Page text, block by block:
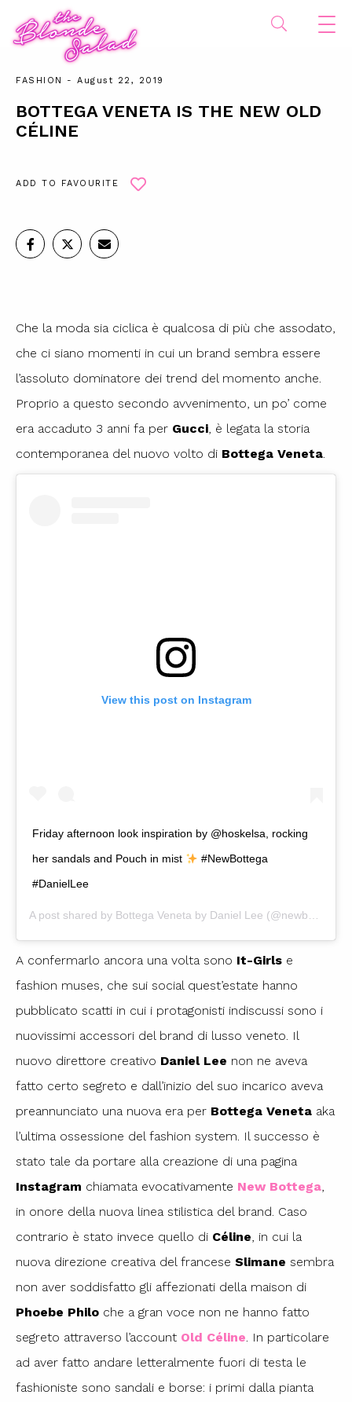
FASHION - August 22, 2019
BOTTEGA VENETA IS THE NEW OLD
CÉLINE
ADD TO FAVOURITE
Che la moda sia ciclica è qualcosa di più che assodato,
che ci siano momenti in cui un brand sembra essere
l’assoluto dominatore dei trend del momento anche.
Proprio a questo secondo avvenimento, un po’ come
era accaduto 3 anni fa per Gucci, è legata la storia
contemporanea del nuovo volto di Bottega Veneta.
View this post on Instagram
Friday afternoon look inspiration by @hoskelsa, rocking
her sandals and Pouch in mist
#NewBottega
#DanielLee
A post shared by Bottega Veneta by Daniel Lee (@newbottega) on
A confermarlo ancora una volta sono It-Girls e
fashion muses, che sui social quest’estate hanno
pubblicato scatti in cui i protagonisti indiscussi sono i
nuovissimi accessori del brand di lusso veneto. Il
nuovo direttore creativo Daniel Lee non ne aveva
fatto certo segreto e dall’inizio del suo incarico aveva
preannunciato una nuova era per Bottega Veneta aka
l’ultima ossessione del fashion system. Il successo è
stato tale da portare alla creazione di una pagina
Instagram chiamata evocativamente New Bottega,
in onore della nuova linea stilistica del brand. Caso
contrario è stato invece quello di Céline, in cui la
nuova direzione creativa del francese Slimane sembra
non aver soddisfatto gli affezionati della maison di
Phoebe Philo che a gran voce non ne hanno fatto
segreto attraverso l’account Old Céline. In particolare
ad aver fatto andare letteralmente fuori di testa le
fashioniste sono sandali e borse: i primi dalla pianta